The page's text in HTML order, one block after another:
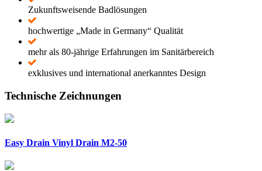
Zukunftsweisende Badlösungen
hochwertige „Made in Germany“ Qualität
mehr als 80-jährige Erfahrungen im Sanitärbereich
exklusives und international anerkanntes Design
Technische Zeichnungen
Easy Drain Vinyl Drain M2-50